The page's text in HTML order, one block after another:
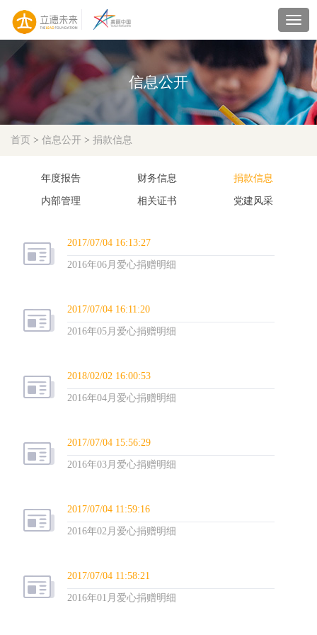
信息公开
首页 > 信息公开 > 捐款信息
年度报告 财务信息 捐款信息
内部管理 相关证书 党建风采
2017/07/04 16:13:27
2016年06月爱心捐赠明细
2017/07/04 16:11:20
2016年05月爱心捐赠明细
2018/02/02 16:00:53
2016年04月爱心捐赠明细
2017/07/04 15:56:29
2016年03月爱心捐赠明细
2017/07/04 11:59:16
2016年02月爱心捐赠明细
2017/07/04 11:58:21
2016年01月爱心捐赠明细